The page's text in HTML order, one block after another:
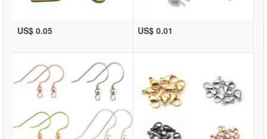
US$ 0.05 US$ 0.01